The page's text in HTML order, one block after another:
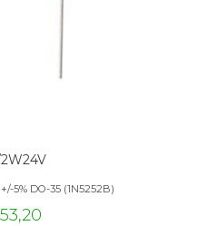
5% DO-35 (1N5252B)